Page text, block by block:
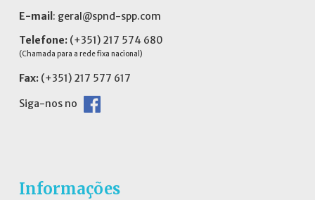
E-mail : geral@spnd-spp.com
Telefone: (+351) 217 574 680
(Chamada para a rede fixa nacional)
Fax: (+351) 217 577 617
Siga-nos no
Informações